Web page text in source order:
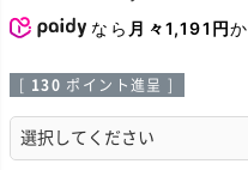
なら 月々1,191円
130 ポイント進呈 ]